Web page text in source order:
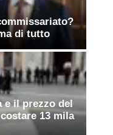
di tutto
e il prezzo del
13 mila